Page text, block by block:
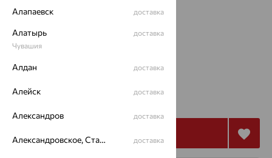
Калькулятор размера
106 579
Алапаевск доставка
Алатырь
Чувашия
доставка
Алдан доставка
Алейск доставка
Александров доставка
Александровское, Ставропольский край доставка